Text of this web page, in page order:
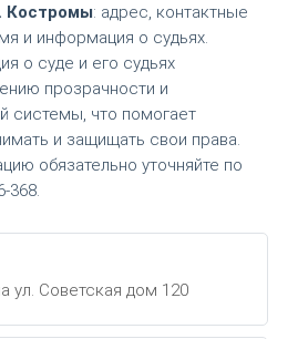
Костромы: адрес, контактные
и информация о судьях.
о суде и его судьях
прозрачности и
системы, что помогает
и защищать свои права.
обязательно уточняйте по
368.
ул. Советская дом 120